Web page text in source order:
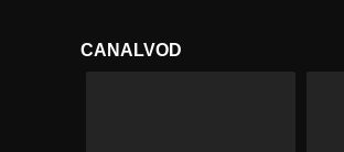
CANALVOD